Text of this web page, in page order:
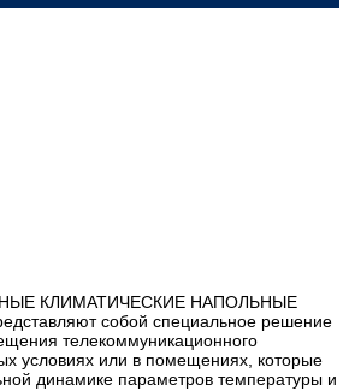
КЛИМАТИЧЕСКИЕ НАПОЛЬНЫЕ
собой специальное решение
телекоммуникационного
условиях или в помещениях, которые
динамике параметров температуры и